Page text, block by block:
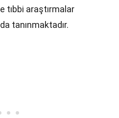
tıbbi araştırmalar
tanınmaktadır.